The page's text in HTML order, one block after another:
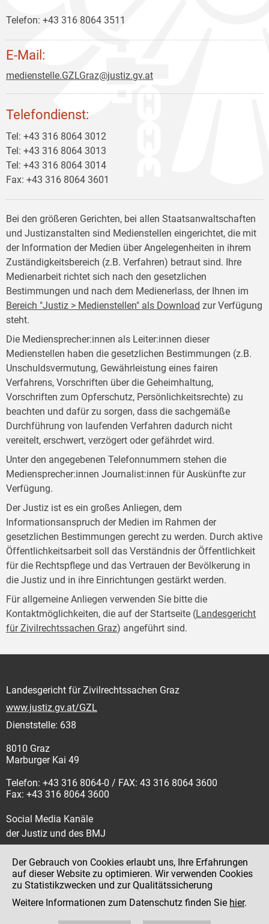
Telefon: +43 316 8064 3511
E-Mail:
medienstelle.GZLGraz@justiz.gv.at
Telefondienst:
Tel: +43 316 8064 3012
Tel: +43 316 8064 3013
Tel: +43 316 8064 3014
Fax: +43 316 8064 3601
Bei den größeren Gerichten, bei allen Staatsanwaltschaften
und Justizanstalten sind Medienstellen eingerichtet, die mit
der Information der Medien über Angelegenheiten in ihrem
Zuständigkeitsbereich (z.B. Verfahren) betraut sind. Ihre
Medienarbeit richtet sich nach den gesetzlichen
Bestimmungen und nach dem Medienerlass, der Ihnen im
Bereich "Justiz > Medienstellen" als Download zur Verfügung
steht.
Die Mediensprecher:innen als Leiter:innen dieser
Medienstellen haben die gesetzlichen Bestimmungen (z.B.
Unschuldsvermutung, Gewährleistung eines fairen
Verfahrens, Vorschriften über die Geheimhaltung,
Vorschriften zum Opferschutz, Persönlichkeitsrechte) zu
beachten und dafür zu sorgen, dass die sachgemäße
Durchführung von laufenden Verfahren dadurch nicht
vereitelt, erschwert, verzögert oder gefährdet wird.
Unter den angegebenen Telefonnummern stehen die
Mediensprecher:innen Journalist:innen für Auskünfte zur
Verfügung.
Der Justiz ist es ein großes Anliegen, dem
Informationsanspruch der Medien im Rahmen der
gesetzlichen Bestimmungen gerecht zu werden. Durch aktive
Öffentlichkeitsarbeit soll das Verständnis der Öffentlichkeit
für die Rechtspflege und das Vertrauen der Bevölkerung in
die Justiz und in ihre Einrichtungen gestärkt werden.
Für allgemeine Anliegen verwenden Sie bitte die
Kontaktmöglichkeiten, die auf der Startseite (Landesgericht
für Zivilrechtssachen Graz) angeführt sind.
Landesgericht für Zivilrechtssachen Graz
www.justiz.gv.at/GZL
Dienststelle: 638
8010 Graz
Marburger Kai 49
Telefon: +43 316 8064-0 / FAX: 43 316 8064 3600
Fax: +43 316 8064 3600
Social Media Kanäle
der Justiz und des BMJ
Impressum
Datenschutz
Der Gebrauch von Cookies erlaubt uns, Ihre Erfahrungen
auf dieser Website zu optimieren. Wir verwenden Cookies
zu Statistikzwecken und zur Qualitätssicherung
Weitere Informationen zum Datenschutz finden Sie hier.